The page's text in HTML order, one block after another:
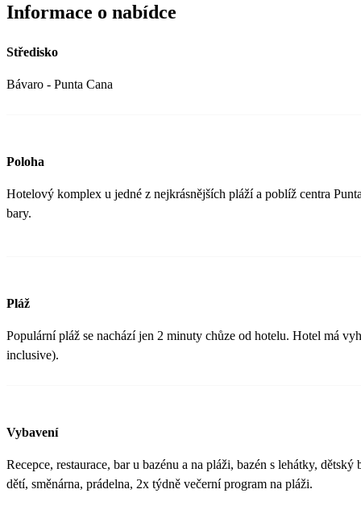
Informace o nabídce
Středisko
Bávaro - Punta Cana
Poloha
Hotelový komplex u jedné z nejkrásnějších pláží a poblíž centra
bary.
Pláž
Populární pláž se nachází jen 2 minuty chůze od hotelu. Hotel má
inclusive).
Vybavení
Recepce, restaurace, bar u bazénu a na pláži, bazén s lehátky,
dětí, směnárna, prádelna, 2x týdně večerní program na pláži.